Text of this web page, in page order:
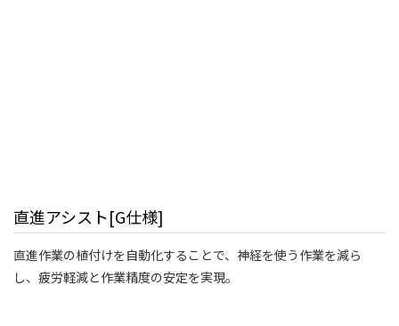
直進アシスト[G仕様]
直進作業の植付けを自動化することで、神経を使う作業を減ら
し、疲労軽減と作業精度の安定を実現。